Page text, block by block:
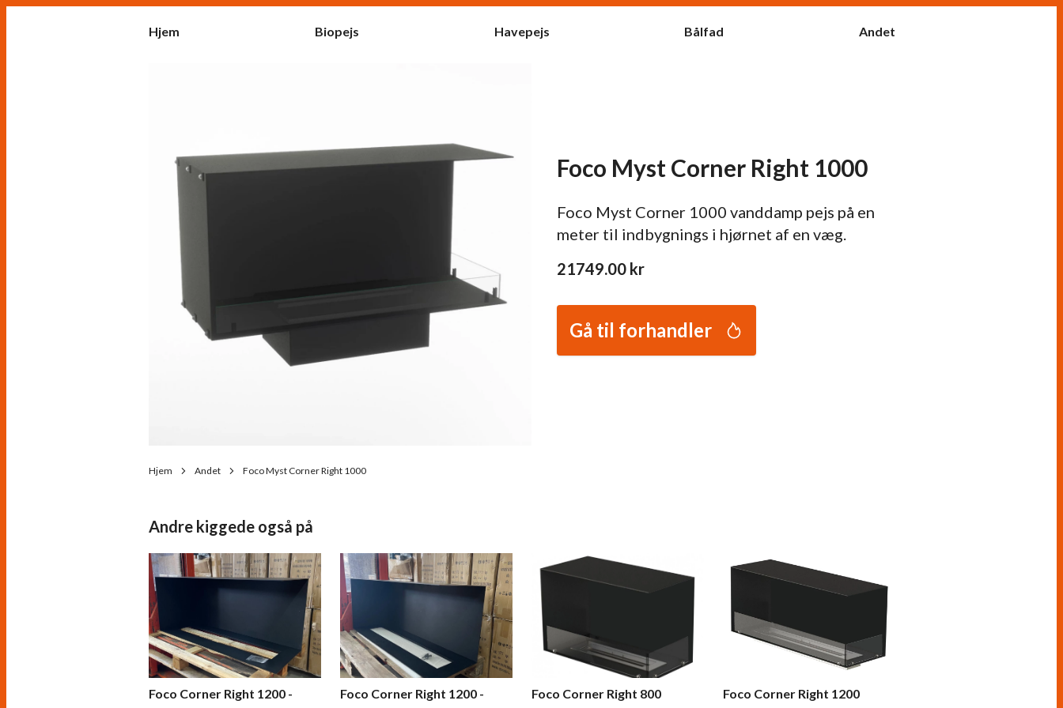
Hjem Biopejs Havepejs Bålfad Andet
Foco Myst Corner Right 1000
Foco Myst Corner 1000 vanddamp pejs på en
meter til indbygnings i hjørnet af en væg.
21749.00 kr
Gå til forhandler
Hjem Andet Foco Myst Corner Right 1000
Andre kiggede også på
Foco Corner Right 1200 -
Foco Corner Right 1200 -
Foco Corner Right 800 Foco Corner Right 1200